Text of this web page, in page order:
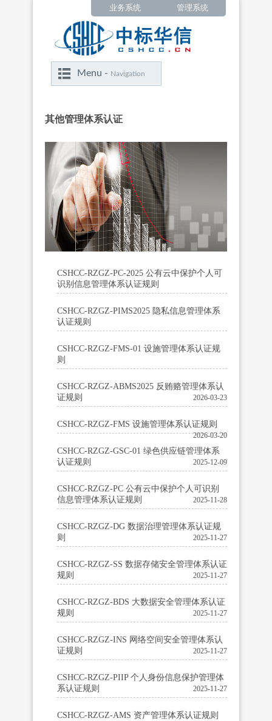
管理系统
业务系统
Menu - Navigation
‍‍其他管理体系认证
CSHCC-RZGZ-PC-2025 公有云中保护个人可
识别信息管理体系认证规则
CSHCC-RZGZ-PIMS2025 隐私信息管理体系
认证规则
CSHCC-RZGZ-FMS-01 设施管理体系认证规
则
CSHCC-RZGZ-ABMS2025 反贿赂管理体系认
证规则
2026-03-23
CSHCC-RZGZ-FMS 设施管理体系认证规则
2026-03-20
CSHCC-RZGZ-GSC-01 绿色供应链管理体系
认证规则
2025-12-09
CSHCC-RZGZ-PC 公有云中保护个人可识别
信息管理体系认证规则
2025-11-28
CSHCC-RZGZ-DG 数据治理管理体系认证规
则
2025-11-27
CSHCC-RZGZ-SS 数据存储安全管理体系认证
规则
2025-11-27
CSHCC-RZGZ-BDS 大数据安全管理体系认证
规则
2025-11-27
CSHCC-RZGZ-INS 网络空间安全管理体系认
证规则
2025-11-27
CSHCC-RZGZ-PIIP 个人身份信息保护管理体
系认证规则
2025-11-27
CSHCC-RZGZ-AMS 资产管理体系认证规则